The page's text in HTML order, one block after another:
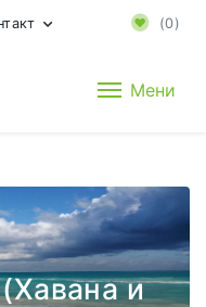
(0)
Мени
и